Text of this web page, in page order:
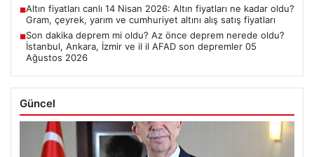
■Altın fiyatları canlı 14 Nisan 2026: Altın fiyatları ne kadar oldu?
Gram, çeyrek, yarım ve cumhuriyet altını alış satış fiyatları
■Son dakika deprem mi oldu? Az önce deprem nerede oldu?
İstanbul, Ankara, İzmir ve il il AFAD son depremler 05
Ağustos 2026
Güncel